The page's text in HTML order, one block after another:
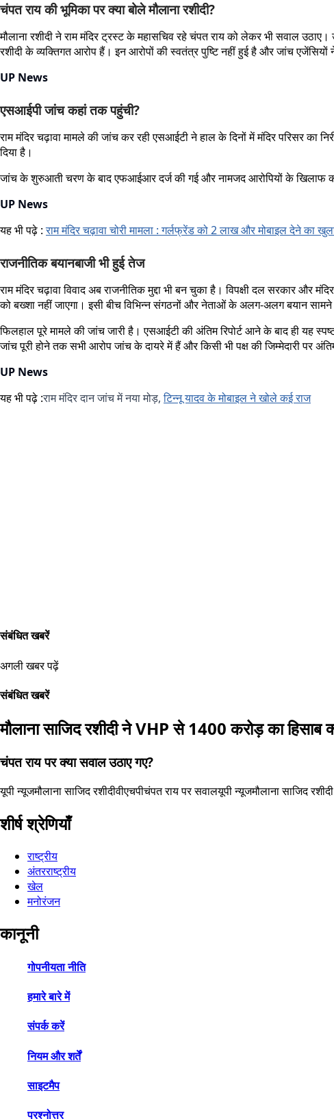
चंपत राय की भूमिका पर क्या बोले मौलाना रशीदी?
मौलाना रशीदी ने राम मंदिर ट्रस्ट के महासचिव रहे चंपत राय को लेकर भी सवाल
रशीदी के व्यक्तिगत आरोप हैं। इन आरोपों की स्वतंत्र पुष्टि नहीं हुई है और जांच एजेंसियों
UP News
एसआईपी जांच कहां तक पहुंची?
राम मंदिर चढ़ावा मामले की जांच कर रही एसआईटी ने हाल के दिनों में मंदिर परिसर
दिया है।
जांच के शुरुआती चरण के बाद एफआईआर दर्ज की गई और नामजद आरोपियों के खिलाफ
UP News
यह भी पढ़े :राम मंदिर चढ़ावा चोरी मामला : गर्लफ्रेंड को 2 लाख और मोबाइल देने का
राजनीतिक बयानबाजी भी हुई तेज
राम मंदिर चढ़ावा विवाद अब राजनीतिक मुद्दा भी बन चुका है। विपक्षी दल सरकार और
को बख्शा नहीं जाएगा। इसी बीच विभिन्न संगठनों और नेताओं के अलग-अलग बयान सामने
फिलहाल पूरे मामले की जांच जारी है। एसआईटी की अंतिम रिपोर्ट आने के बाद ही यह
जांच पूरी होने तक सभी आरोप जांच के दायरे में हैं और किसी भी पक्ष की जिम्मेदारी पर
UP News
यह भी पढ़े :राम मंदिर दान जांच में नया मोड़,टिन्नू यादव के मोबाइल ने खोले कई राज
संबंधित खबरें
अगली खबर पढ़ें
संबंधित खबरें
मौलाना साजिद रशीदी ने VHP से 1400 करोड़ का हिसाब
चंपत राय पर क्या सवाल उठाए गए?
यूपी न्यूजमौलाना साजिद रशीदीवीएचपीचंपत राय पर सवालयूपी न्यूजमौलाना साजिद रशीदी
शीर्ष श्रेणियाँ
राष्ट्रीय
अंतरराष्ट्रीय
खेल
मनोरंजन
कानूनी
गोपनीयता नीति
हमारे बारे में
संपर्क करें
नियम और शर्तें
साइटमैप
प्रश्नोत्तर